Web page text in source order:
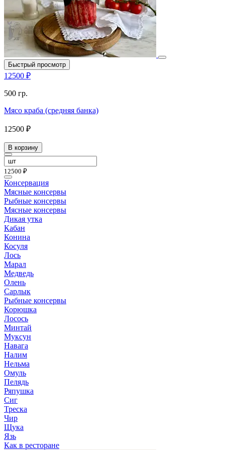
Быстрый просмотр
12500 ₽
500 гр.
Мясо краба (средняя банка)
12500 ₽
В корзину
12500 ₽
Консервация
Мясные консервы
Рыбные консервы
Мясные консервы
Дикая утка
Кабан
Конина
Косуля
Лось
Марал
Медведь
Олень
Сарлык
Рыбные консервы
Корюшка
Лосось
Минтай
Муксун
Навага
Налим
Нельма
Омуль
Пелядь
Ряпушка
Сиг
Треска
Чир
Щука
Язь
Как в ресторане